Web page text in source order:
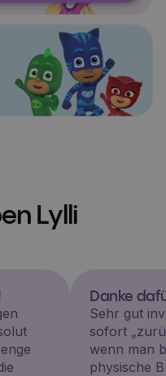
Lylli
Danke
Sehr gut
sofort
wenn man
physische